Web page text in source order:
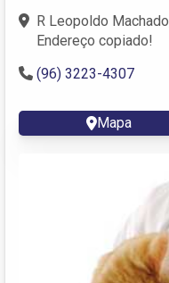
R Leopoldo
Endereço copiado!
(96) 3223-4307
Mapa